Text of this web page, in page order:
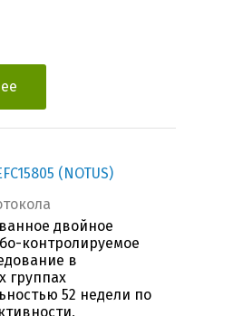
(NOTUS)
двойное
контролируемое
в
группах
52 недели по